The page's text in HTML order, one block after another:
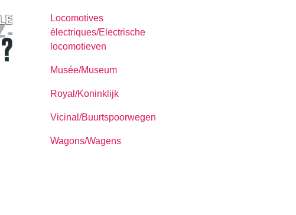
Locomotives
électriques/Electrische
locomotieven
Musée/Museum
Royal/Koninklijk
Vicinal/Buurtspoorwegen
Wagons/Wagens